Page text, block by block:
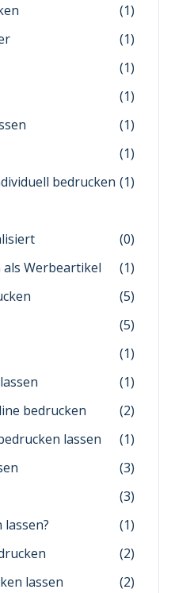
(1)
(1)
(1)
(1)
(1)
(1)
bedrucken (1)
(0)
Werbeartikel
(1)
(5)
(5)
(1)
(1)
bedrucken
(2)
lassen
(1)
(3)
(3)
(1)
(2)
lassen
(2)